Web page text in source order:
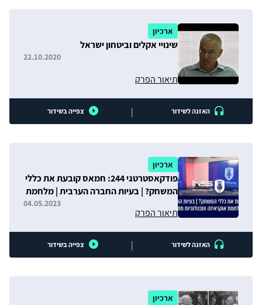
ארכיון
שינויי אקלים וביטחון ישראל
תיאור הפרק
22.10.2020
האזנה לשידור | צפייה בשידור
ארכיון
פודקאסטרטגי 244: חמאס קובעת את כללי
המשחק? | בעיות החברה הערבית | מלחמת
תיאור הפרק
04.05.2023
האזנה לשידור | צפייה בשידור
ארכיון